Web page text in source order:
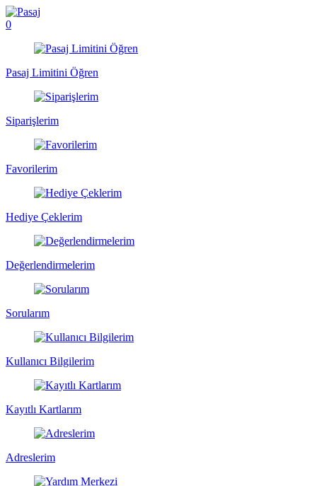
0
Pasaj Limitini Öğren
Siparişlerim
Favorilerim
Hediye Çeklerim
Değerlendirmelerim
Sorularım
Kullanıcı Bilgilerim
Kayıtlı Kartlarım
Adreslerim